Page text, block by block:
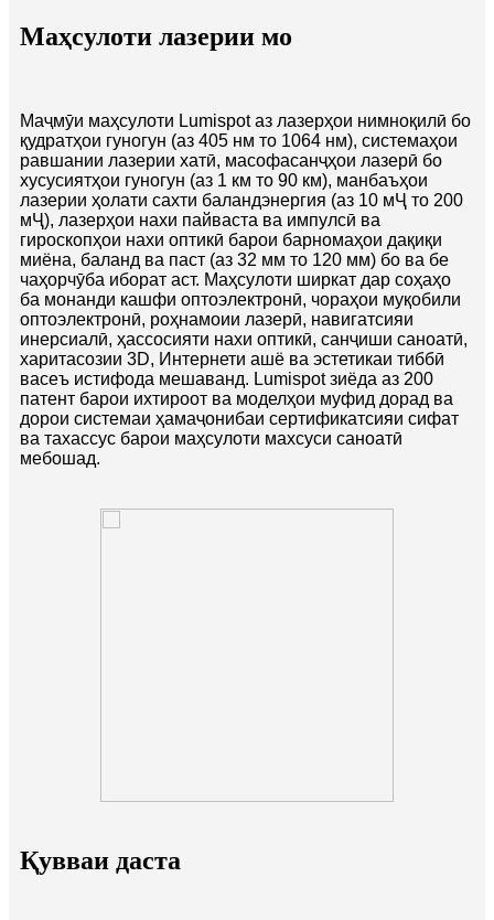
Маҳсулоти лазерии мо
Маҷмӯи маҳсулоти Lumispot аз лазерҳои нимноқилӣ бо
қудратҳои гуногун (аз 405 нм то 1064 нм), системаҳои
равшании лазерии хатӣ, масофасанҷҳои лазерӣ бо
хусусиятҳои гуногун (аз 1 км то 90 км), манбаъҳои
лазерии ҳолати сахти баландэнергия (аз 10 мҶ то 200
мҶ), лазерҳои нахи пайваста ва импулсӣ ва
гироскопҳои нахи оптикӣ барои барномаҳои дақиқи
миёна, баланд ва паст (аз 32 мм то 120 мм) бо ва бе
чаҳорчӯба иборат аст. Маҳсулоти ширкат дар соҳаҳо
ба монанди кашфи оптоэлектронӣ, чораҳои муқобили
оптоэлектронӣ, роҳнамоии лазерӣ, навигатсияи
инерсиалӣ, ҳассосияти нахи оптикӣ, санҷиши саноатӣ,
харитасозии 3D, Интернети ашё ва эстетикаи тиббӣ
васеъ истифода мешаванд. Lumispot зиёда аз 200
патент барои ихтироот ва моделҳои муфид дорад ва
дорои системаи ҳамаҷонибаи сертификатсияи сифат
ва тахассус барои маҳсулоти махсуси саноатӣ
мебошад.
Қувваи даста